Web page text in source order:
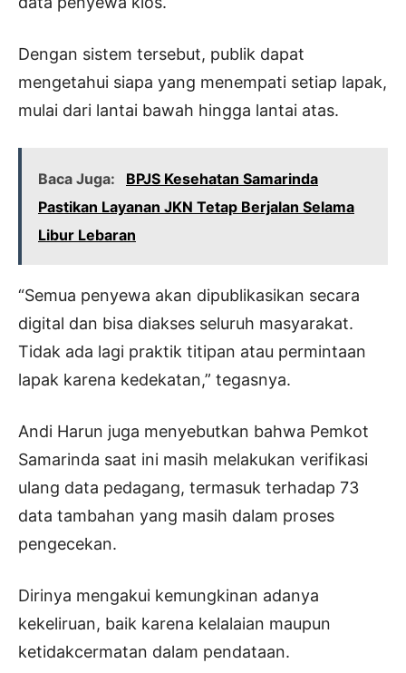
Dengan sistem tersebut, publik dapat
mengetahui siapa yang menempati setiap lapak,
mulai dari lantai bawah hingga lantai atas.
Baca Juga:
BPJS Kesehatan Samarinda
Pastikan Layanan JKN Tetap Berjalan Selama
Libur Lebaran
“Semua penyewa akan dipublikasikan secara
digital dan bisa diakses seluruh masyarakat.
Tidak ada lagi praktik titipan atau permintaan
lapak karena kedekatan,” tegasnya.
Andi Harun juga menyebutkan bahwa Pemkot
Samarinda saat ini masih melakukan verifikasi
ulang data pedagang, termasuk terhadap 73
data tambahan yang masih dalam proses
pengecekan.
Dirinya mengakui kemungkinan adanya
kekeliruan, baik karena kelalaian maupun
ketidakcermatan dalam pendataan.